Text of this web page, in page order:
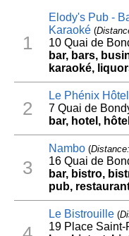
1
Elody's Pub -
Karaoké(
10 Quai de
bar, bars,
karaoké,
2
Le Phénix Hôtel
7 Quai de
bar, hotel,
3
Nambo(
16 Quai de
bar, bistro,
pub,
Le Bistrouille(
19 Place Saint-